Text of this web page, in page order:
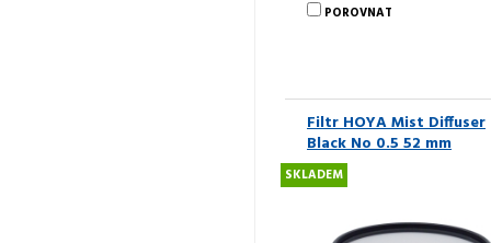
POROVNAT
Filtr HOYA Mist Diffuser
Black No 0.5 52 mm
SKLADEM